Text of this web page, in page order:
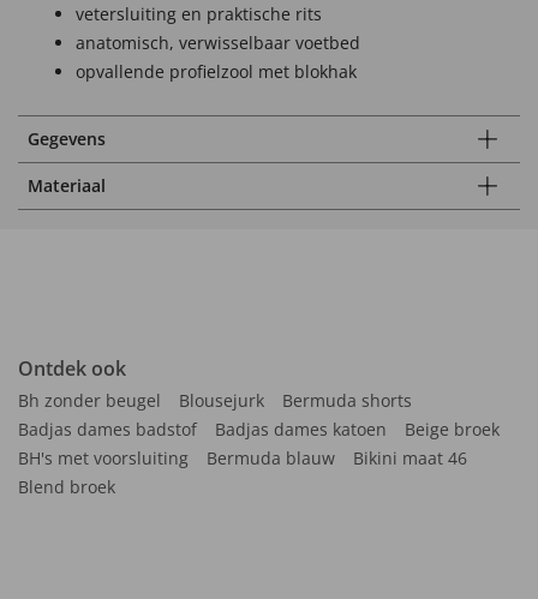
vetersluiting en praktische rits
anatomisch, verwisselbaar voetbed
opvallende profielzool met blokhak
Gegevens
Materiaal
Ontdek ook
Bh zonder beugel Blousejurk
Bermuda shorts
Badjas dames badstof
Badjas dames katoen
Beige broek
BH's met voorsluiting
Bermuda blauw
Bikini maat 46
Blend broek